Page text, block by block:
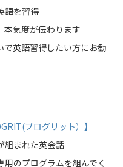
語を習得
本気度が伝わります
で英語習得したい方にお勧
プログリット）】
組まれた英会話
のプログラムを組んでく